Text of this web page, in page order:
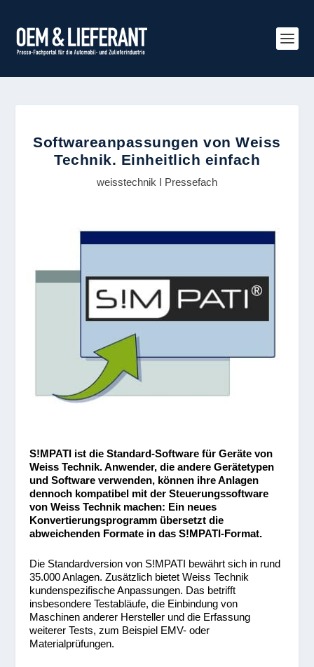
Softwareanpassungen von Weiss
Technik. Einheitlich einfach
weisstechnik I Pressefach
S!MPATI ist die Standard-Software für Geräte von
Weiss Technik. Anwender, die andere Gerätetypen
und Software verwenden, können ihre Anlagen
dennoch kompatibel mit der Steuerungssoftware
von Weiss Technik machen: Ein neues
Konvertierungsprogramm übersetzt die
abweichenden Formate in das S!MPATI-Format.
Die Standardversion von S!MPATI bewährt sich in rund
35.000 Anlagen. Zusätzlich bietet Weiss Technik
kundenspezifische Anpassungen. Das betrifft
insbesondere Testabläufe, die Einbindung von
Maschinen anderer Hersteller und die Erfassung
weiterer Tests, zum Beispiel EMV- oder
Materialprüfungen.